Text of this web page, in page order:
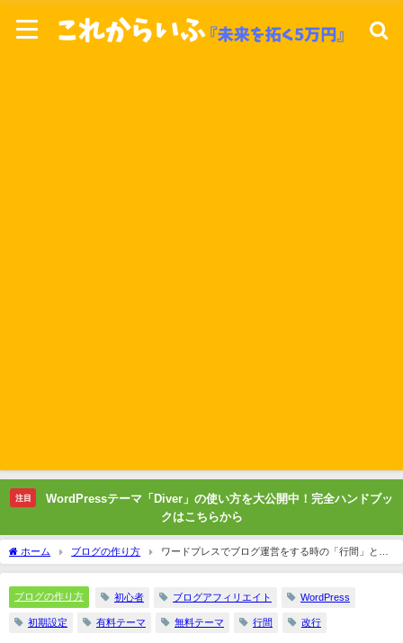
注目
WordPressテーマ「Diver」の使い方を大公開中！完全ハンドブッ
クはこちらから
ホーム ブログの作り方
ワードプレスでブログ運営をする時の「行間」と
「改行」のポイント
ブログの作り方 初心者 ブログアフィリエイト WordPress
初期設定 有料テーマ 無料テーマ 行間 改行